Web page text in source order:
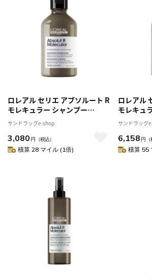
ロレアル セリエ アブソルート R
モレキュラー シャンプー
300ml
サンドラッグe-shop
3,080 円 （税込）
積算 28 マイル (1倍)
ロレアル
モレキュ
サンドラッグ
6,158 円
積算 55